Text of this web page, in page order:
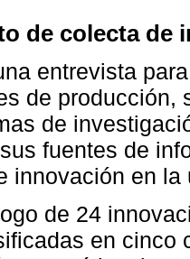
de colecta de
entrevista
de producción,
de
fuentes de
innovación en
de 24
en cinco